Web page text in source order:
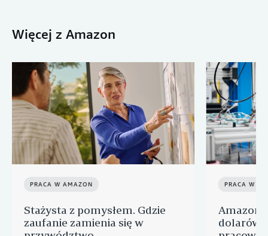
Więcej z Amazon
PRACA W AMAZON
Stażysta z pomysłem. Gdzie
zaufanie zamienia się w
PRACA W
Amazon
dolarów